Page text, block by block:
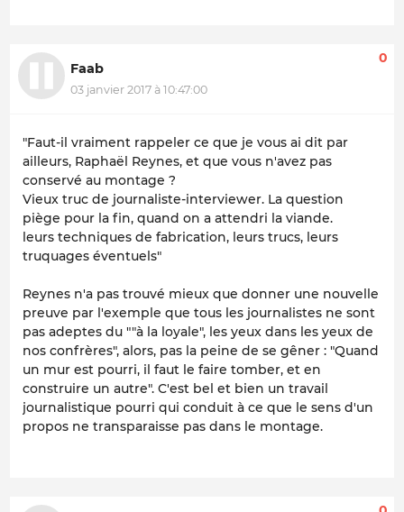
Faab
03 janvier 2017 à 10:47:00
0
"Faut-il vraiment rappeler ce que je vous ai dit par
ailleurs, Raphaël Reynes, et que vous n'avez pas
conservé au montage ?
Vieux truc de journaliste-interviewer. La question
piège pour la fin, quand on a attendri la viande.
leurs techniques de fabrication, leurs trucs, leurs
truquages éventuels"
Reynes n'a pas trouvé mieux que donner une nouvelle
preuve par l'exemple que tous les journalistes ne sont
pas adeptes du ""à la loyale", les yeux dans les yeux de
nos confrères", alors, pas la peine de se gêner : "Quand
un mur est pourri, il faut le faire tomber, et en
construire un autre". C'est bel et bien un travail
journalistique pourri qui conduit à ce que le sens d'un
propos ne transparaisse pas dans le montage.